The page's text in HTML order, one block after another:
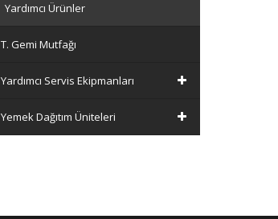
Yardımcı Ürünler
T. Gemi Mutfağı
Yardımcı Servis Ekipmanları
Yemek Dağıtım Üniteleri